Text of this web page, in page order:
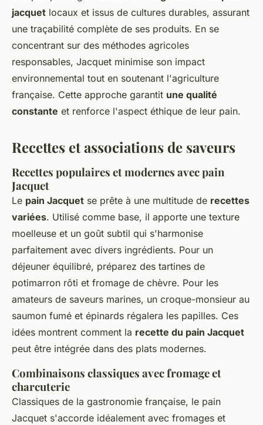
jacquet locaux et issus de cultures durables, assurant
une traçabilité complète de ses produits. En se
concentrant sur des méthodes agricoles
responsables, Jacquet minimise son impact
environnemental tout en soutenant l'agriculture
française. Cette approche garantit une qualité
constante et renforce l'aspect éthique de leur pain.
Recettes et associations de saveurs
Recettes populaires et modernes avec pain
Jacquet
Le pain Jacquet se prête à une multitude de recettes
variées. Utilisé comme base, il apporte une texture
moelleuse et un goût subtil qui s'harmonise
parfaitement avec divers ingrédients. Pour un
déjeuner équilibré, préparez des tartines de
potimarron rôti et fromage de chèvre. Pour les
amateurs de saveurs marines, un croque-monsieur au
saumon fumé et épinards régalera les papilles. Ces
idées montrent comment la recette du pain Jacquet
peut être intégrée dans des plats modernes.
Combinaisons classiques avec fromage et
charcuterie
Classiques de la gastronomie française, le pain
Jacquet s'accorde idéalement avec fromages et